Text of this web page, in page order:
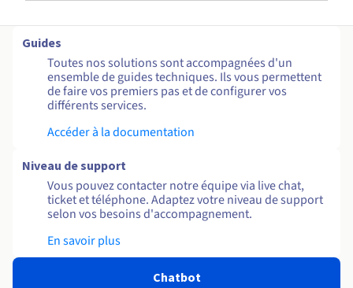
Guides
Toutes nos solutions sont accompagnées d'un
ensemble de guides techniques. Ils vous permettent
de faire vos premiers pas et de configurer vos
différents services.
Accéder à la documentation
Niveau de support
Vous pouvez contacter notre équipe via live chat,
ticket et téléphone. Adaptez votre niveau de support
selon vos besoins d'accompagnement.
En savoir plus
Chatbot